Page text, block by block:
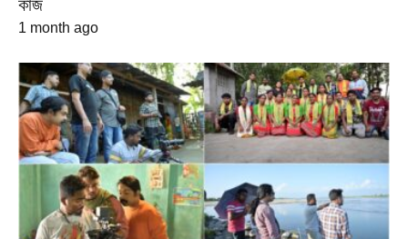
কাজ
1 month ago